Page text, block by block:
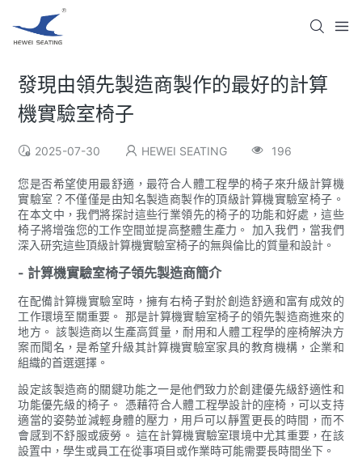
發現由領先製造商製作的最好的計算
機實驗室椅子
2025-07-30 HEWEI SEATING 196
您是否希望使用最舒適，最符合人體工程學的椅子來升級計算機
實驗室？不僅僅是由知名製造商製作的頂級計算機實驗室椅子。
在本文中，我們將探討這些行業領先的椅子的功能和好處，這些
椅子將增強您的工作空間並提高整體生產力。 加入我們，當我們
深入研究這些頂級計算機實驗室椅子的無與倫比的質量和設計。
- 計算機實驗室椅子領先製造商簡介
在配備計算機實驗室時，擁有右椅子對於創造舒適和富有成效的
工作環境至關重要。 那是計算機實驗室椅子的領先製造商進來的
地方。 該製造商以生產高質量，耐用和人體工程學的座椅解決方
案而聞名，是希望升級其計算機實驗室家具的教育機構，企業和
組織的首選選擇。
設定該製造商的關鍵功能之一是他們致力於創建優先級舒適性和
功能優先級的椅子。 憑藉符合人體工程學設計的座椅，可以支持
適當的姿勢並減輕身體的壓力，用戶可以靜置更長的時間，而不
會感到不舒服或疲勞。 這在計算機實驗室環境中尤其重要，在該
設置中，學生或員工在從事項目或作業時可能需要長時間坐下。